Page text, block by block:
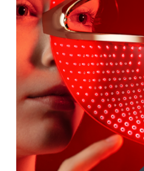
全部購買
FOREO APP
關於我們
澤西島
哈薩克
科威特
拉脫維亞
黎巴嫩
盧森堡